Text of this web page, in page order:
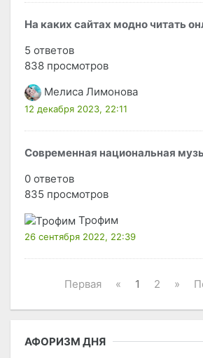
На каких сайтах модно читать
5 ответов
838 просмотров
Мелиса Лимонова
12 декабря 2023, 22:11
Современная национальная
0 ответов
835 просмотров
Трофим
26 сентября 2022, 22:39
Первая « 1 2 »
АФОРИЗМ ДНЯ